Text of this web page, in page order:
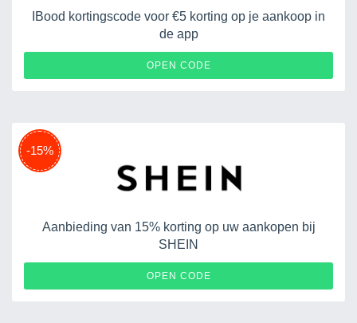
IBood kortingscode voor €5 korting op je aankoop in
de app
OPEN CODE
-15%
Aanbieding van 15% korting op uw aankopen bij
SHEIN
OPEN CODE